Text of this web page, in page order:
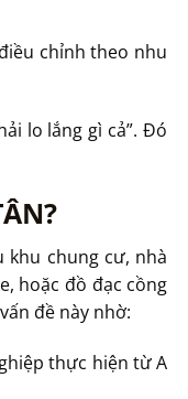
chỉnh theo nhu
lo lắng gì cả”. Đó
khu chung cư, nhà
hoặc đồ đạc cồng
đề này nhờ:
thực hiện từ A